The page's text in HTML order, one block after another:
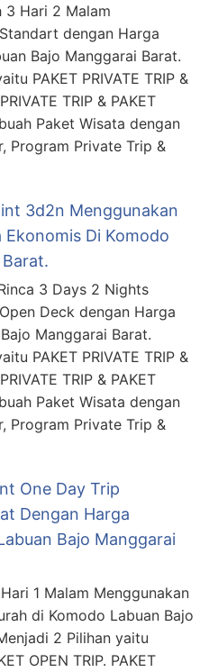
3 Hari 2 Malam
dengan Harga
Bajo Manggarai Barat.
PAKET PRIVATE TRIP &
TRIP & PAKET
Paket Wisata dengan
Program Private Trip &
3d2n Menggunakan
Di Komodo
3 Days 2 Nights
Deck dengan Harga
Manggarai Barat.
PAKET PRIVATE TRIP &
TRIP & PAKET
Paket Wisata dengan
Program Private Trip &
One Day Trip
Dengan Harga
Bajo Manggarai
1 Malam Menggunakan
di Komodo Labuan Bajo
2 Pilihan yaitu
OPEN TRIP. PAKET